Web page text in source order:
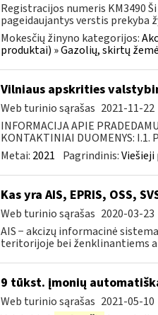
Registracijos numeris KM3490
pageidaujantys verstis prekyba
Mokesčių žinyno kategorijos:
produktai) » Gazolių, skirtų
Vilniaus apskrities
Web turinio sąrašas 2021-11-22
INFORMACIJA APIE
KONTAKTINIAI DUOMENYS:
Metai: 2021 Pagrindinis:
Kas yra AIS, EPRIS, OSS,
Web turinio sąrašas 2020-03-23
AIS − akcizų informacinė
teritorijoje bei ženklinantiems
9 tūkst. įmonių
Web turinio sąrašas 2021-05-10